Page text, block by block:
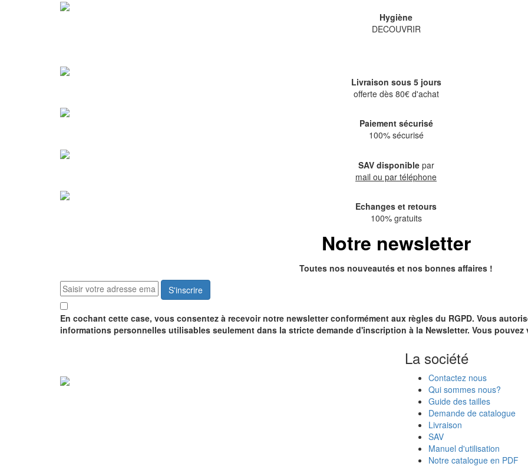
Hygiène
DECOUVRIR
Livraison sous 5 jours
offerte dès 80€ d'achat
Paiement sécurisé
100% sécurisé
SAV disponiblepar
mail ou par téléphone
Echanges et retours
100% gratuits
Notre newsletter
Toutes nos nouveautés et nos bonnes affaires !
S'inscrire
En cochant cette case, vous consentez à recevoir notre newsletter conformément aux règles du RGPD. Vous
informations personnelles utilisables seulement dans la stricte demande d'inscription à la Newsletter. Vous
La société
Contactez nous
Qui sommes nous?
Guide des tailles
Demande de catalogue
Livraison
SAV
Manuel d'utilisation
Notre catalogue en PDF